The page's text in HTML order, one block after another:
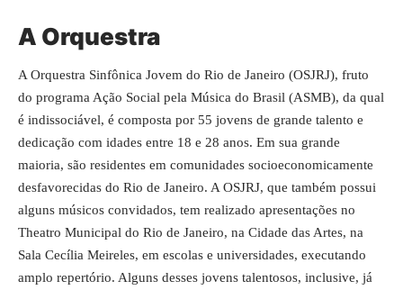
A Orquestra
A Orquestra Sinfônica Jovem do Rio de Janeiro (OSJRJ), fruto
do programa Ação Social pela Música do Brasil (ASMB), da qual
é indissociável, é composta por 55 jovens de grande talento e
dedicação com idades entre 18 e 28 anos. Em sua grande
maioria, são residentes em comunidades socioeconomicamente
desfavorecidas do Rio de Janeiro. A OSJRJ, que também possui
alguns músicos convidados, tem realizado apresentações no
Theatro Municipal do Rio de Janeiro, na Cidade das Artes, na
Sala Cecília Meireles, em escolas e universidades, executando
amplo repertório. Alguns desses jovens talentosos, inclusive, já